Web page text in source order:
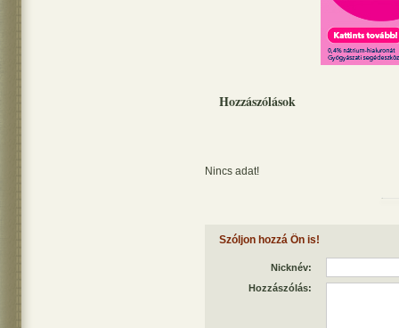
Hozzászólások
Nincs adat!
Szóljon hozzá Ön is!
Nicknév:
Hozzászólás: